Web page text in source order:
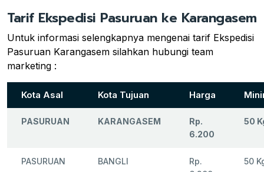
Tarif Ekspedisi Pasuruan ke Karangasem
Untuk informasi selengkapnya mengenai tarif Ekspedisi
Pasuruan Karangasem silahkan hubungi team
marketing :
Kota Asal Kota Tujuan Harga
PASURUAN KARANGASEM
Rp.
6.200
50
PASURUAN BANGLI
Rp.
50